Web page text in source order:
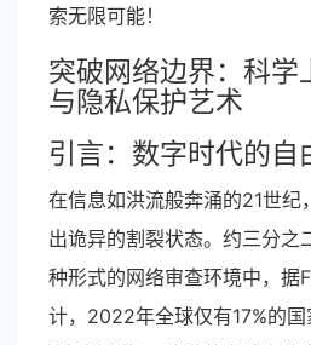
索无限可能！
突破网络边界：科学
与隐私保护艺术
引言：数字时代的自
在信息如洪流般奔涌的21世纪
出诡异的割裂状态。约三分之
种形式的网络审查环境中，
计，2022年全球仅有17%的